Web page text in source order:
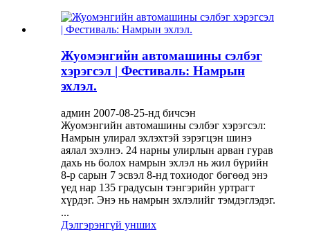
Жуомэнгийн автомашины сэлбэг
хэрэгсэл | Фестиваль: Намрын
эхлэл.
админ 2007-08-25-нд бичсэн
Жуомэнгийн автомашины сэлбэг хэрэгсэл:
Намрын улирал эхлэхтэй зэрэгцэн шинэ
аялал эхэлнэ. 24 нарны улирлын арван гурав
дахь нь болох намрын эхлэл нь жил бүрийн
8-р сарын 7 эсвэл 8-нд тохиодог бөгөөд энэ
үед нар 135 градусын тэнгэрийн уртрагт
хүрдэг. Энэ нь намрын эхлэлийг тэмдэглэдэг.
...
Дэлгэрэнгүй унших